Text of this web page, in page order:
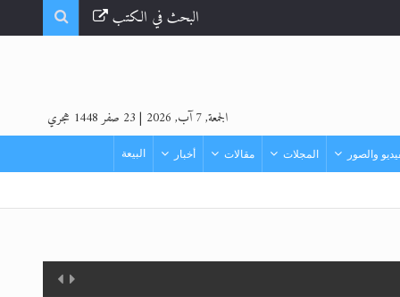
البحث في الكتب
الجمعة, 7 آب, 2026 | 23 صفر 1448 هجري
والصور المجلات مقالات أخبار البيعة